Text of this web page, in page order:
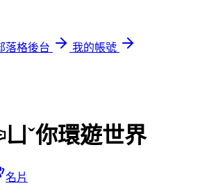
落格後台
我的帳號
ˇ你環遊世界
名片